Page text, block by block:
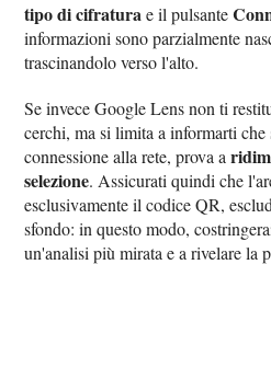
tipo di cifraturae il pulsante
informazioni sono parzialmente
trascinandolo verso l'alto.
Se invece Google Lens non ti
cerchi, ma si limita a informarti
connessione alla rete, prova a
selezione. Assicurati quindi che
esclusivamente il codice QR,
sfondo: in questo modo,
un'analisi più mirata e a rivelare la